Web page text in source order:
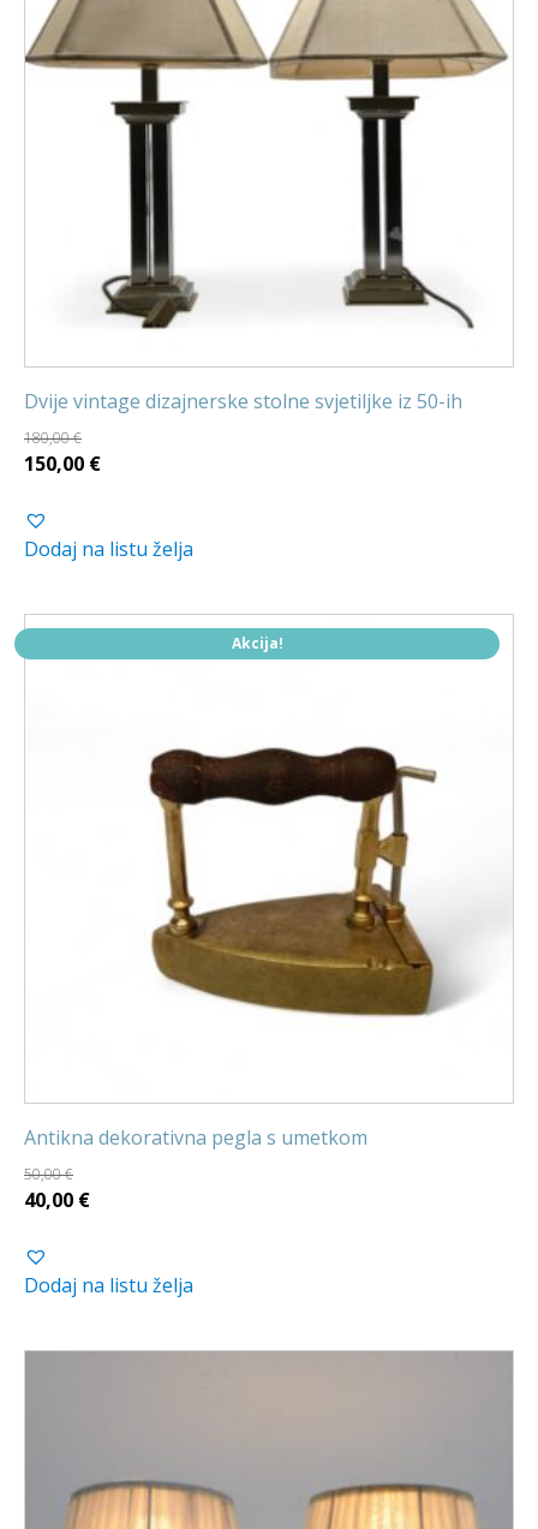
Dvije vintage dizajnerske stolne svjetiljke iz 50-ih
180,00€
Izvorna
bila
je:
150,00 €Trenutna
150,00 €.
Dodaj na listu želja
Akcija!
Antikna dekorativna pegla s umetkom
50,00€
Izvorna
bila
je:
40,00 €Trenutna
40,00 €.
Dodaj na listu želja